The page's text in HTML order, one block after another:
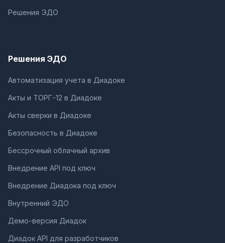
Решения ЭДО
Решения ЭДО
Автоматизация учета в Диадоке
Акты и ТОРГ-12 в Диадоке
Акты сверки в Диадоке
Безопасность в Диадоке
Бессрочный облачный архив
Внедрение API под ключ
Внедрение Диадока под ключ
Внутренний ЭДО
Демо-версия Диадок
Диадок API для разработчиков